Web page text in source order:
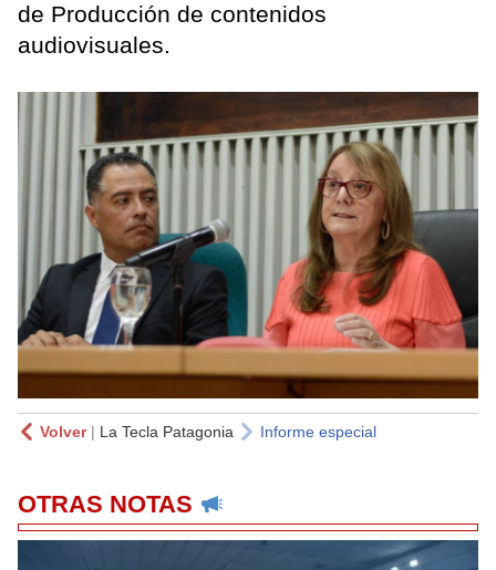
de Producción de contenidos
audiovisuales.
Volver| La Tecla Patagonia Informe especial
OTRAS NOTAS